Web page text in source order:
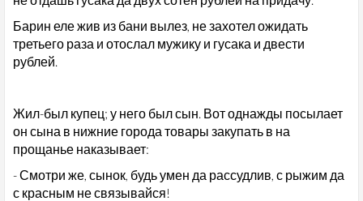
Барин еле жив из бани вылез, не захотел ожидать
третьего раза и отослал мужику и гусака и двести
рублей.
Жил-был купец; у него был сын. Вот однажды посылает
он сына в нижние города товары закупать в на
прощанье наказывает:
- Смотри же, сынок, будь умен да рассудлив, с рыжим да
с красным не связывайся!